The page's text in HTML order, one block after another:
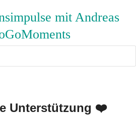
mit Andreas
Unterstützung ❤️